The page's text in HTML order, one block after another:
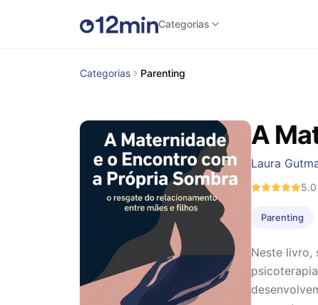
Categorias
Categorias Parenting
A
Laura
5.0
Parenting
Neste livro,